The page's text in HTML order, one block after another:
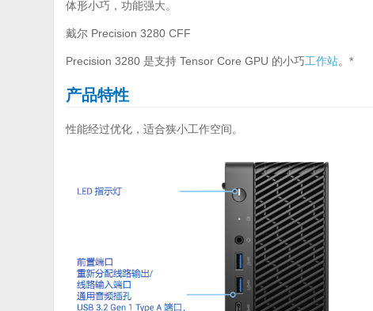
体形小巧，功能强大。
戴尔 Precision 3280 CFF
Precision 3280 是支持 Tensor Core GPU 的小巧工作站。*
产品特性
性能经过优化，适合狭小工作空间。